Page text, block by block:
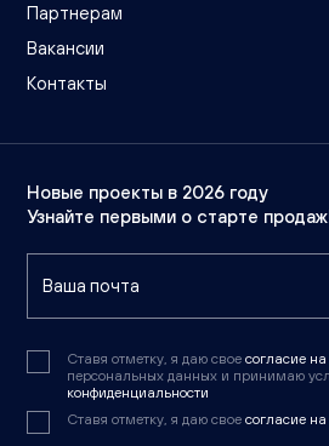
Партнерам
Вакансии
Контакты
Новые проекты в 2026 году
Узнайте первыми о старте
Ставя отметку, я даю свое согласие на
персональных данных и принимаю
конфиденциальности
Ставя отметку, я даю свое согласие